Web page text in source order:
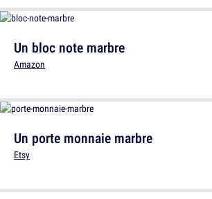
Un bloc note marbre
Amazon
Un porte monnaie marbre
Etsy